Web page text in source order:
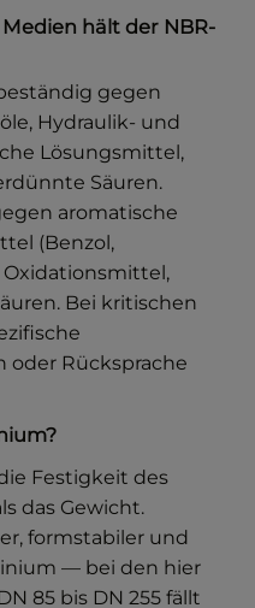
hält der NBR-
gegen
Hydraulik- und
Lösungsmittel,
Säuren.
aromatische
(Benzol,
Oxidationsmittel,
Bei kritischen
oder Rücksprache
Festigkeit des
das Gewicht.
formstabiler und
— bei den hier
85 bis DN 255 fällt